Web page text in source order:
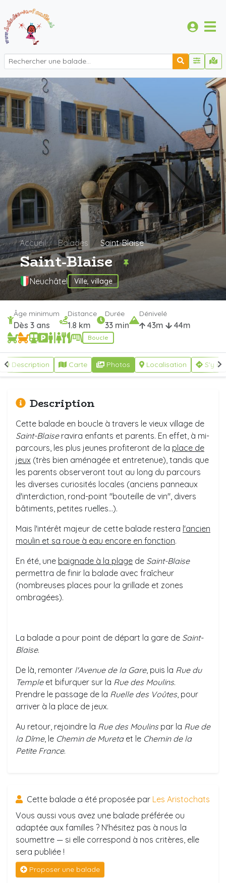
Accueil Balades Saint-Blaise
Saint-Blaise
Neuchâtel Ville, village
Âge minimum
Dès 3 ans
Distance
1.8 km
Durée
33 min
Dénivelé
43m 44m
Boucle
Description Carte Photos Localisation S'y
Description
Cette balade en boucle à travers le vieux village de
Saint-Blaiseravira enfants et parents. En effet, à mi-
parcours, les plus jeunes profiteront de la place de
jeux (très bien aménagée et entretenue), tandis que
les parents observeront tout au long du parcours
les diverses curiosités locales (anciens panneaux
d'interdiction, rond-point "bouteille de vin", divers
bâtiments, petites ruelles...).
Mais l'intérêt majeur de cette balade restera l'ancien
moulin et sa roue à eau encore en fonction.
En été, une baignade à la plage de Saint-Blaise
permettra de finir la balade avec fraîcheur
(nombreuses places pour la grillade et zones
ombragées).
La balade a pour point de départ la gare de Saint-
Blaise.
De là, remonter l'Avenue de la Gare, puis la Rue du
Templeet bifurquer sur la Rue des Moulins.
Prendre le passage de la Ruelle des Voûtes, pour
arriver à la place de jeux.
Au retour, rejoindre la Rue des Moulinspar la Rue de
la Dîme, le Chemin de Muretaet le Chemin de la
Petite France.
Cette balade a été proposée par Les Aristochats
Vous aussi vous avez une balade préférée ou
adaptée aux familles ? N'hésitez pas à nous la
soumettre — si elle correspond à nos critères, elle
sera publiée !
Proposer une balade